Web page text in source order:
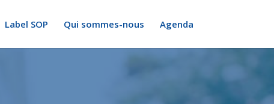
Label SOP Qui sommes-nous Agenda